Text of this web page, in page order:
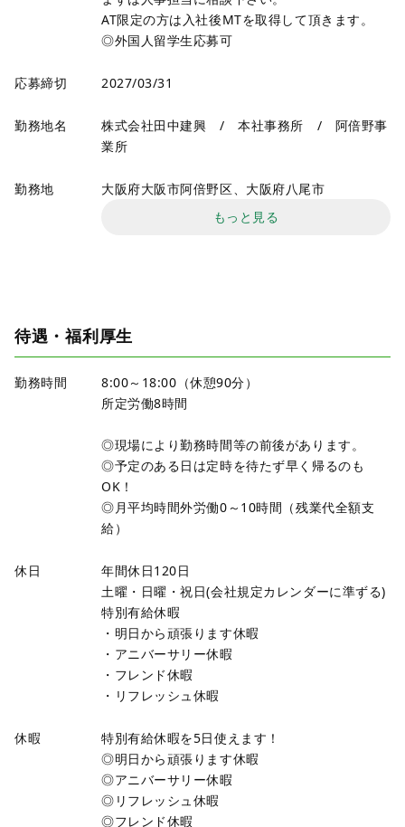
AT限定の方は入社後MTを取得して頂きます。
◎外国人留学生応募可
応募締切 2027/03/31
勤務地名
株式会社田中建興 / 本社事務所 / 阿倍野事
業所
勤務地
大阪府大阪市阿倍野区、大阪府八尾市
もっと見る
待遇・福利厚生
勤務時間
8:00～18:00（休憩90分）
所定労働8時間
◎現場により勤務時間等の前後があります。
◎予定のある日は定時を待たず早く帰るのも
OK！
◎月平均時間外労働0～10時間（残業代全額支
給）
休日
年間休日120日
土曜・日曜・祝日(会社規定カレンダーに準ずる)
特別有給休暇
・明日から頑張ります休暇
・アニバーサリー休暇
・フレンド休暇
・リフレッシュ休暇
休暇
特別有給休暇を5日使えます！
◎明日から頑張ります休暇
◎アニバーサリー休暇
◎リフレッシュ休暇
◎フレンド休暇